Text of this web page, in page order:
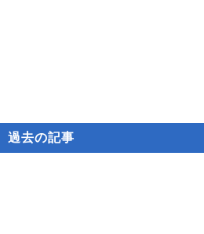
過去の記事